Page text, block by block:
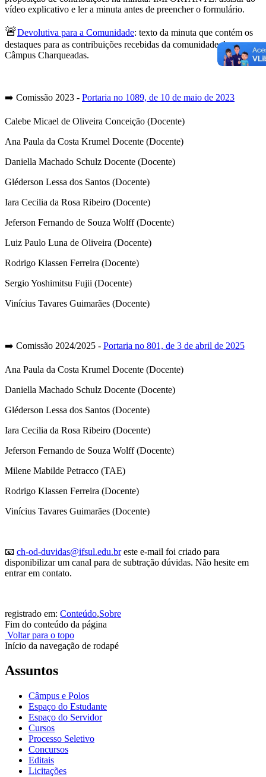
vídeo explicativo e ler a minuta antes de preencher o formulário.
🚨Devolutiva para a Comunidade: texto da minuta que contém os
destaques para as contribuições recebidas da comunidade do
Câmpus Charqueadas.
➡️ Comissão 2023 - Portaria no 1089, de 10 de maio de 2023
Calebe Micael de Oliveira Conceição (Docente)
Ana Paula da Costa Krumel Docente (Docente)
Daniella Machado Schulz Docente (Docente)
Gléderson Lessa dos Santos (Docente)
Iara Cecilia da Rosa Ribeiro (Docente)
Jeferson Fernando de Souza Wolff (Docente)
Luiz Paulo Luna de Oliveira (Docente)
Rodrigo Klassen Ferreira (Docente)
Sergio Yoshimitsu Fujii (Docente)
Vinícius Tavares Guimarães (Docente)
➡️ Comissão 2024/2025 - Portaria no 801, de 3 de abril de 2025
Ana Paula da Costa Krumel Docente (Docente)
Daniella Machado Schulz Docente (Docente)
Gléderson Lessa dos Santos (Docente)
Iara Cecilia da Rosa Ribeiro (Docente)
Jeferson Fernando de Souza Wolff (Docente)
Milene Mabilde Petracco (TAE)
Rodrigo Klassen Ferreira (Docente)
Vinícius Tavares Guimarães (Docente)
📧 ch-od-duvidas@ifsul.edu.breste e-mail foi criado para
disponibilizar um canal para de subtração dúvidas. Não hesite em
entrar em contato.
registrado em: Conteúdo,Sobre
Fim do conteúdo da página
Voltar para o topo
Início da navegação de rodapé
Assuntos
Câmpus e Polos
Espaço do Estudante
Espaço do Servidor
Cursos
Processo Seletivo
Concursos
Editais
Licitações